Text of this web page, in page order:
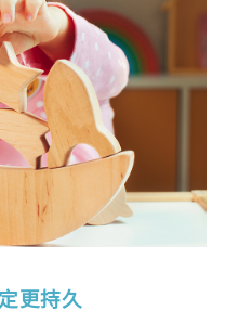
更持久